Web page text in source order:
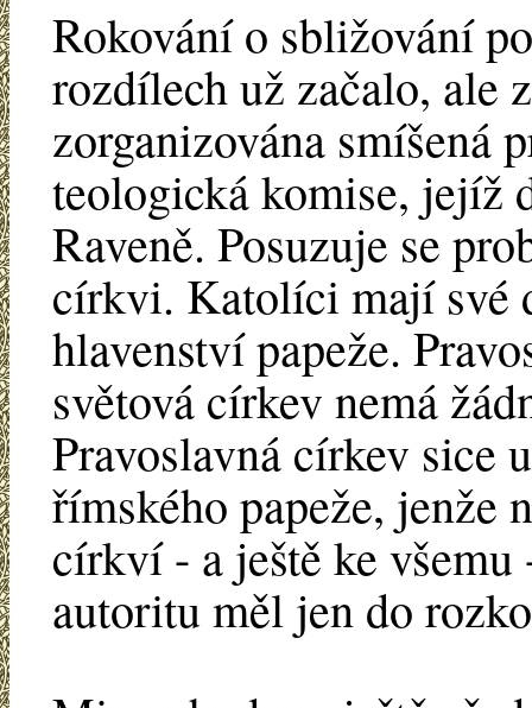
Rokování o sbližování
rozdílech už začalo, ale
zorganizována smíšená
teologická komise, jejíž
Raveně. Posuzuje se
církvi. Katolíci mají své
hlavenství papeže.
světová církev nemá
Pravoslavná církev sice
římského papeže,
církví - a ještě ke
autoritu měl jen do